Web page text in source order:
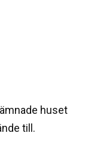
huset
till.